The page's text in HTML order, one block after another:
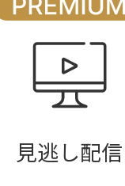
見逃し配信